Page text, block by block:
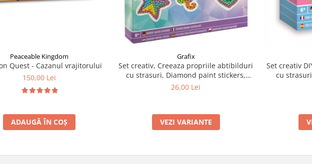
Peaceable Kingdom
Quest - Cazanul vrajitorului
150,00 Lei
ADAUGĂ ÎN COȘ
Grafix
Set creativ, Creeaza propriile abtibilduri
cu strasuri, Diamond paint stickers,
Grafix
26,00 Lei
VEZI VARIANTE
Set creativ
cu